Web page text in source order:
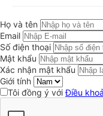
Họ và tên
Email
Số điện thoại
Mật khẩu
Xác nhận mật khẩu
Giới tính
Tôi đồng ý vớiĐiều